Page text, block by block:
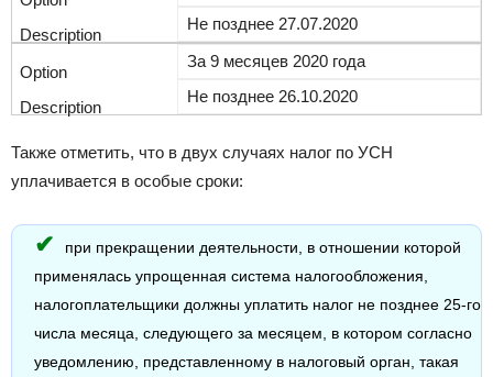
Не позднее 27.07.2020
За 9 месяцев 2020 года
Не позднее 26.10.2020
Также отметить, что в двух случаях налог по УСН
уплачивается в особые сроки:
при прекращении деятельности, в отношении которой
применялась упрощенная система налогообложения,
налогоплательщики должны уплатить налог не позднее 25-го
числа месяца, следующего за месяцем, в котором согласно
уведомлению, представленному в налоговый орган, такая